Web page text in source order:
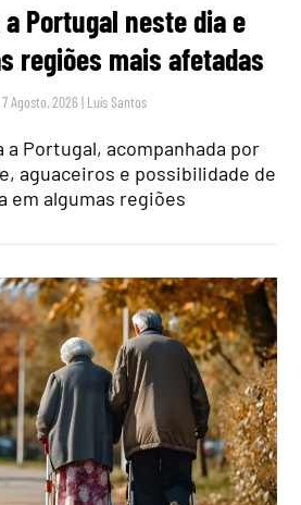
Portugal neste dia e
regiões mais afetadas
Agosto, 2026 | Luís Santos
a Portugal, acompanhada por
aguaceiros e possibilidade de
em algumas regiões